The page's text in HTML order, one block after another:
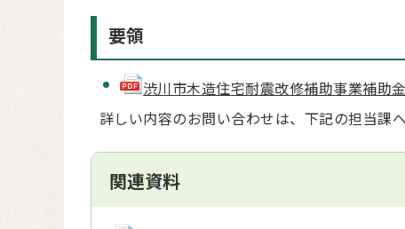
要領
渋川市木造住宅耐震改修補助事業補助
詳しい内容のお問い合わせは、下記の担当課
関連資料